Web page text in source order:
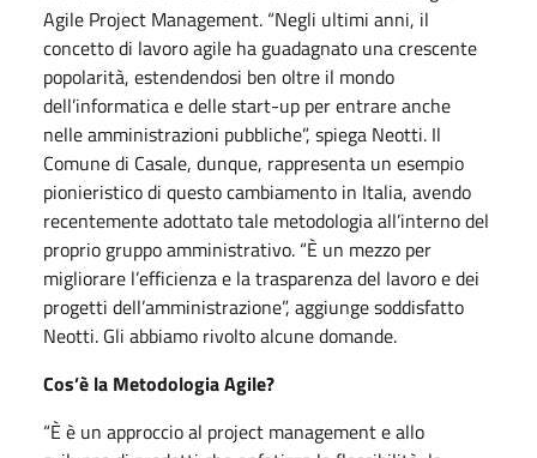
Agile Project Management. “Negli ultimi anni, il
concetto di lavoro agile ha guadagnato una crescente
popolarità, estendendosi ben oltre il mondo
dell’informatica e delle start-up per entrare anche
nelle amministrazioni pubbliche”, spiega Neotti. Il
Comune di Casale, dunque, rappresenta un esempio
pionieristico di questo cambiamento in Italia, avendo
recentemente adottato tale metodologia all’interno del
proprio gruppo amministrativo. “È un mezzo per
migliorare l’efficienza e la trasparenza del lavoro e dei
progetti dell’amministrazione”, aggiunge soddisfatto
Neotti. Gli abbiamo rivolto alcune domande.
Cos’è la Metodologia Agile?
“È è un approccio al project management e allo